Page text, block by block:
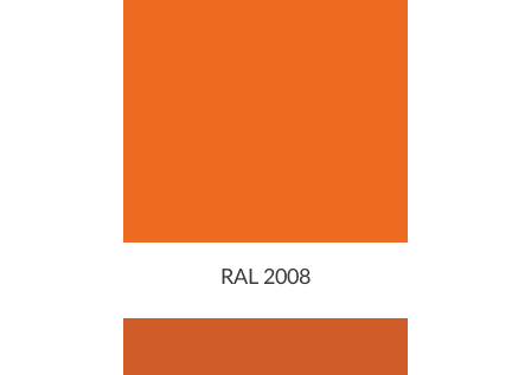
RAL 2008